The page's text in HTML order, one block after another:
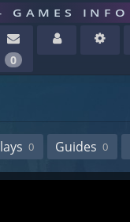
GAMES
0
0 Guides 0